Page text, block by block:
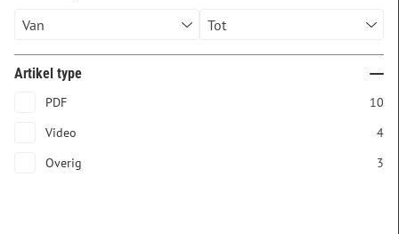
Artikel type
PDF
10
Video
4
Overig
3